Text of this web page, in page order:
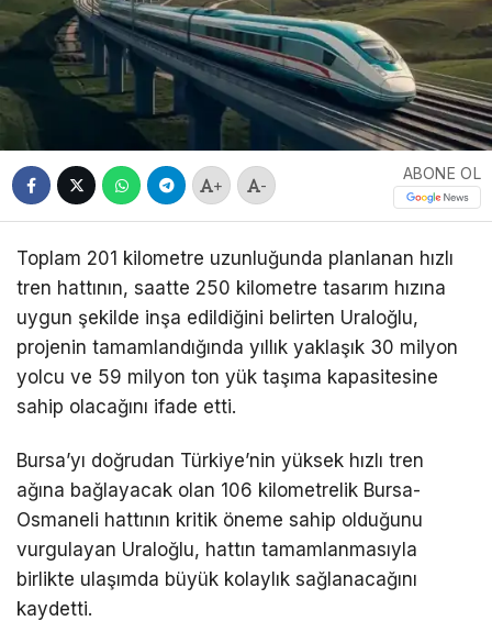
+ -
ABONE OL
Toplam 201 kilometre uzunluğunda planlanan hızlı
tren hattının, saatte 250 kilometre tasarım hızına
uygun şekilde inşa edildiğini belirten Uraloğlu,
projenin tamamlandığında yıllık yaklaşık 30 milyon
yolcu ve 59 milyon ton yük taşıma kapasitesine
sahip olacağını ifade etti.
Bursa’yı doğrudan Türkiye’nin yüksek hızlı tren
ağına bağlayacak olan 106 kilometrelik Bursa-
Osmaneli hattının kritik öneme sahip olduğunu
vurgulayan Uraloğlu, hattın tamamlanmasıyla
birlikte ulaşımda büyük kolaylık sağlanacağını
kaydetti.